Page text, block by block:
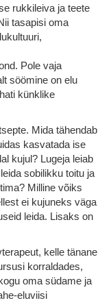
rukkileiva ja teete
tasapisi oma
Pole vaja
söömine on elu
künklike
Mida tähendab
kasvatada ise
kujul? Lugeja leiab
sobilikku toitu ja
Milline võiks
ei kujuneks väga
leida. Lisaks on
kelle tänane
korraldades,
oma südame ja
eluviisi